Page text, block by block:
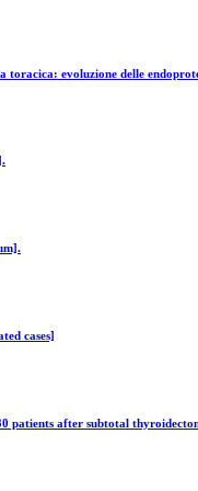
toracica: evoluzione delle
cases]
patients after subtotal